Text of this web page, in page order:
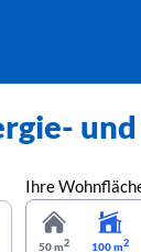
Ihre
50 m2 100 m2